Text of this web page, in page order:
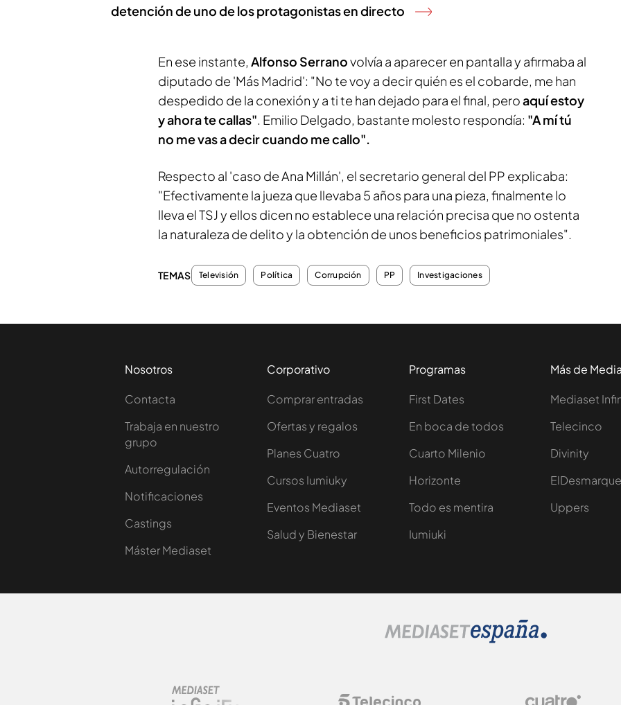
detención de uno de los protagonistas en directo
En ese instante, Alfonso Serranovolvía a aparecer en pantalla y afirmaba al
diputado de 'Más Madrid': "No te voy a decir quién es el cobarde, me han
despedido de la conexión y a ti te han dejado para el final, peroaquí estoy
y ahora te callas". Emilio Delgado, bastante molesto respondía: "A mí tú
no me vas a decir cuando me callo".
Respecto al 'caso de Ana Millán', el secretario general del PP explicaba:
"Efectivamente la jueza que llevaba 5 años para una pieza, finalmente lo
lleva el TSJ y ellos dicen no establece una relación precisa que no ostenta
la naturaleza de delito y la obtención de unos beneficios patrimoniales".
TEMAS Televisión Política Corrupción PP Investigaciones
Nosotros
Contacta
Trabaja en nuestro
grupo
Autorregulación
Notificaciones
Castings
Máster Mediaset
Corporativo
Comprar entradas
Ofertas y regalos
Planes Cuatro
Cursos Iumiuky
Eventos Mediaset
Salud y Bienestar
Programas
First Dates
En boca de todos
Cuarto Milenio
Horizonte
Todo es mentira
Iumiuki
Más de
Mediaset
Telecinco
Divinity
ElDesmarque
Uppers